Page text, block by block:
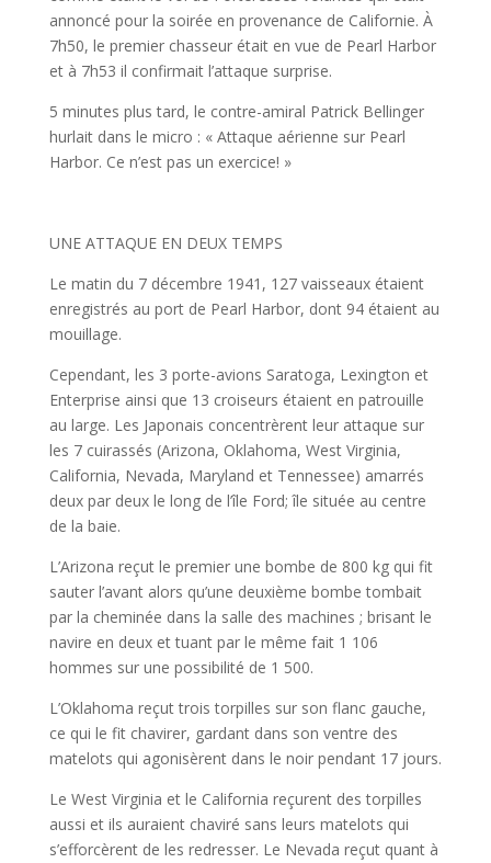
annoncé pour la soirée en provenance de Californie. À
7h50, le premier chasseur était en vue de Pearl Harbor
et à 7h53 il confirmait l’attaque surprise.
5 minutes plus tard, le contre-amiral Patrick Bellinger
hurlait dans le micro : « Attaque aérienne sur Pearl
Harbor. Ce n’est pas un exercice! »
UNE ATTAQUE EN DEUX TEMPS
Le matin du 7 décembre 1941, 127 vaisseaux étaient
enregistrés au port de Pearl Harbor, dont 94 étaient au
mouillage.
Cependant, les 3 porte-avions Saratoga, Lexington et
Enterprise ainsi que 13 croiseurs étaient en patrouille
au large. Les Japonais concentrèrent leur attaque sur
les 7 cuirassés (Arizona, Oklahoma, West Virginia,
California, Nevada, Maryland et Tennessee) amarrés
deux par deux le long de l’île Ford; île située au centre
de la baie.
L’Arizona reçut le premier une bombe de 800 kg qui fit
sauter l’avant alors qu’une deuxième bombe tombait
par la cheminée dans la salle des machines ; brisant le
navire en deux et tuant par le même fait 1 106
hommes sur une possibilité de 1 500.
L’Oklahoma reçut trois torpilles sur son flanc gauche,
ce qui le fit chavirer, gardant dans son ventre des
matelots qui agonisèrent dans le noir pendant 17 jours.
Le West Virginia et le California reçurent des torpilles
aussi et ils auraient chaviré sans leurs matelots qui
s’efforcèrent de les redresser. Le Nevada reçut quant à